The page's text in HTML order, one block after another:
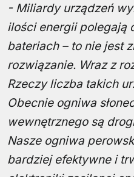
- Miliardy urządzeń
ilości energii polegają
bateriach – to nie jest
rozwiązanie. Wraz z
Rzeczy liczba takich
Obecnie ogniwa
wewnętrznego są
Nasze ogniwa
bardziej efektywne i